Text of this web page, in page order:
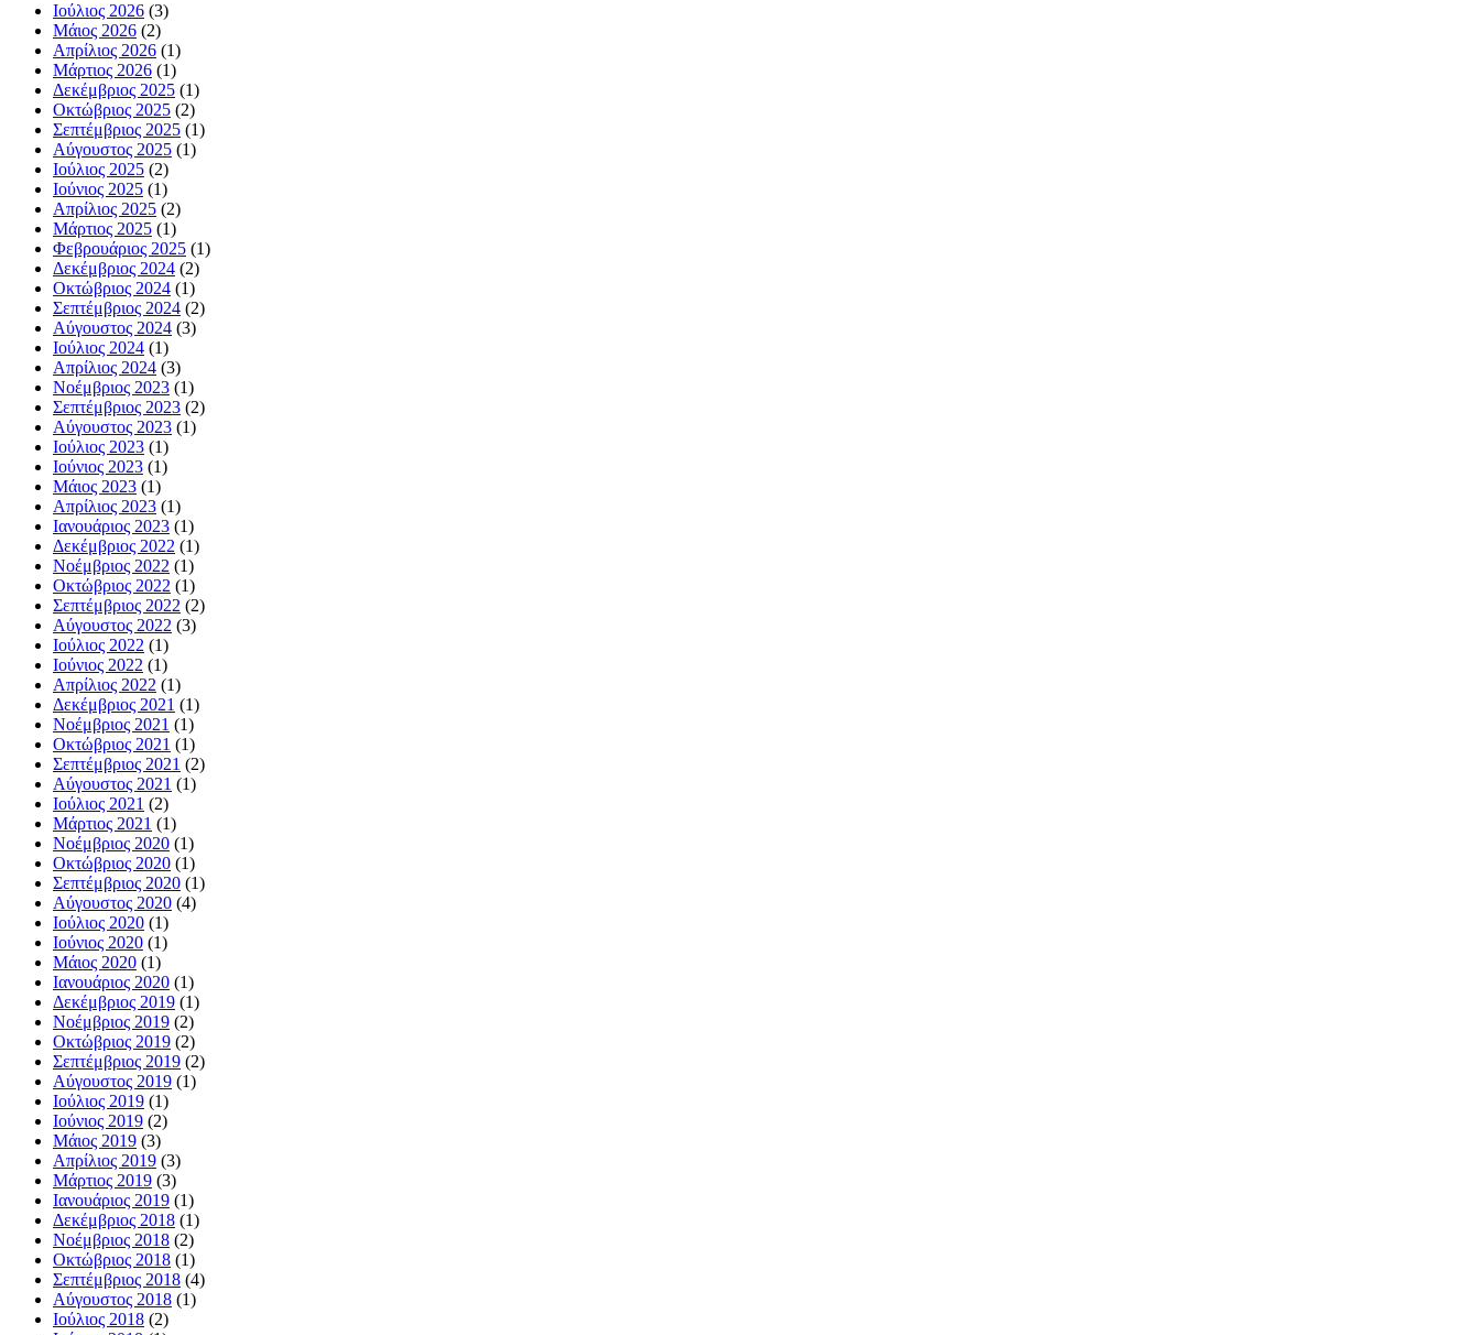
Ιούλιος 2026 (3)
Μάιος 2026 (2)
Απρίλιος 2026 (1)
Μάρτιος 2026 (1)
Δεκέμβριος 2025 (1)
Οκτώβριος 2025 (2)
Σεπτέμβριος 2025 (1)
Αύγουστος 2025 (1)
Ιούλιος 2025 (2)
Ιούνιος 2025 (1)
Απρίλιος 2025 (2)
Μάρτιος 2025 (1)
Φεβρουάριος 2025 (1)
Δεκέμβριος 2024 (2)
Οκτώβριος 2024 (1)
Σεπτέμβριος 2024 (2)
Αύγουστος 2024 (3)
Ιούλιος 2024 (1)
Απρίλιος 2024 (3)
Νοέμβριος 2023 (1)
Σεπτέμβριος 2023 (2)
Αύγουστος 2023 (1)
Ιούλιος 2023 (1)
Ιούνιος 2023 (1)
Μάιος 2023 (1)
Απρίλιος 2023 (1)
Ιανουάριος 2023 (1)
Δεκέμβριος 2022 (1)
Νοέμβριος 2022 (1)
Οκτώβριος 2022 (1)
Σεπτέμβριος 2022 (2)
Αύγουστος 2022 (3)
Ιούλιος 2022 (1)
Ιούνιος 2022 (1)
Απρίλιος 2022 (1)
Δεκέμβριος 2021 (1)
Νοέμβριος 2021 (1)
Οκτώβριος 2021 (1)
Σεπτέμβριος 2021 (2)
Αύγουστος 2021 (1)
Ιούλιος 2021 (2)
Μάρτιος 2021 (1)
Νοέμβριος 2020 (1)
Οκτώβριος 2020 (1)
Σεπτέμβριος 2020 (1)
Αύγουστος 2020 (4)
Ιούλιος 2020 (1)
Ιούνιος 2020 (1)
Μάιος 2020 (1)
Ιανουάριος 2020 (1)
Δεκέμβριος 2019 (1)
Νοέμβριος 2019 (2)
Οκτώβριος 2019 (2)
Σεπτέμβριος 2019 (2)
Αύγουστος 2019 (1)
Ιούλιος 2019 (1)
Ιούνιος 2019 (2)
Μάιος 2019 (3)
Απρίλιος 2019 (3)
Μάρτιος 2019 (3)
Ιανουάριος 2019 (1)
Δεκέμβριος 2018 (1)
Νοέμβριος 2018 (2)
Οκτώβριος 2018 (1)
Σεπτέμβριος 2018 (4)
Αύγουστος 2018 (1)
Ιούλιος 2018 (2)